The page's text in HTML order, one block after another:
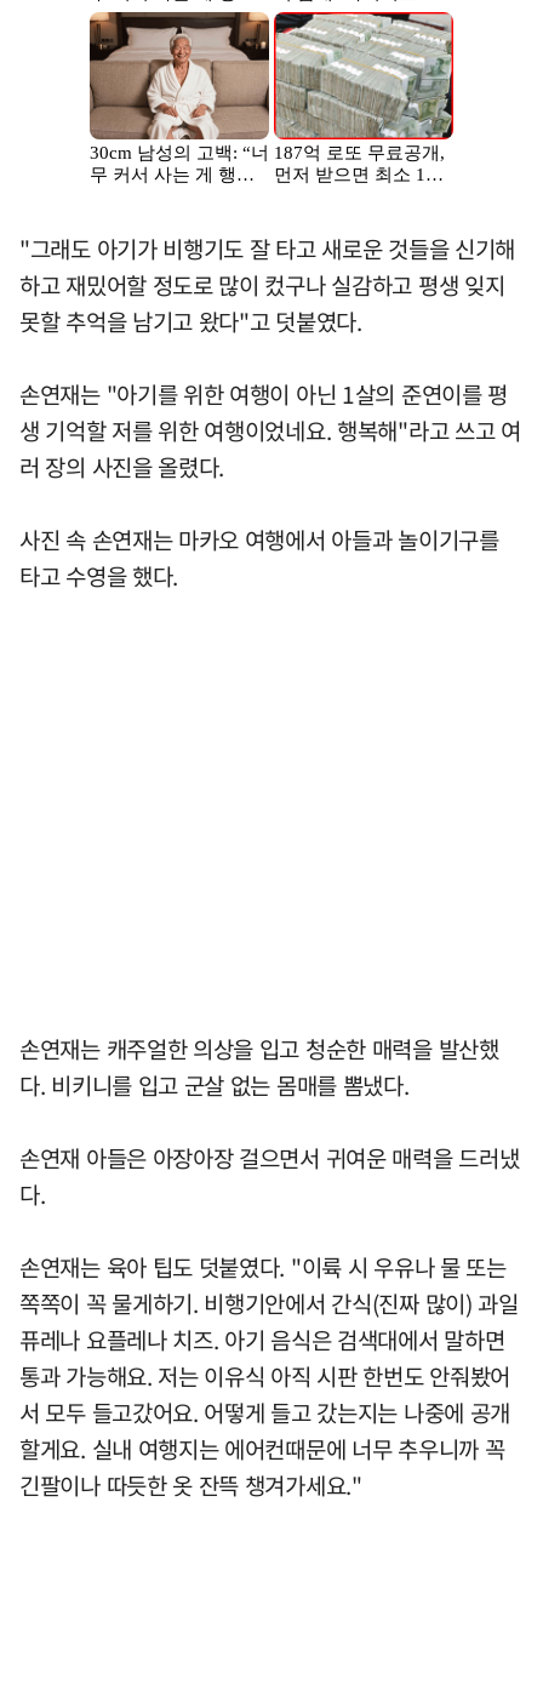
"그래도 아기가 비행기도 잘 타고 새로운 것들을 신기해
하고 재밌어할 정도로 많이 컸구나 실감하고 평생 잊지
못할 추억을 남기고 왔다"고 덧붙였다.
손연재는 "아기를 위한 여행이 아닌 1살의 준연이를 평
생 기억할 저를 위한 여행이었네요. 행복해"라고 쓰고 여
러 장의 사진을 올렸다.
사진 속 손연재는 마카오 여행에서 아들과 놀이기구를
타고 수영을 했다.
손연재는 캐주얼한 의상을 입고 청순한 매력을 발산했
다. 비키니를 입고 군살 없는 몸매를 뽐냈다.
손연재 아들은 아장아장 걸으면서 귀여운 매력을 드러냈
다.
손연재는 육아 팁도 덧붙였다. "이륙 시 우유나 물 또는
쪽쪽이 꼭 물게하기. 비행기안에서 간식(진짜 많이) 과일
퓨레나 요플레나 치즈. 아기 음식은 검색대에서 말하면
통과 가능해요. 저는 이유식 아직 시판 한번도 안줘봤어
서 모두 들고갔어요. 어떻게 들고 갔는지는 나중에 공개
할게요. 실내 여행지는 에어컨때문에 너무 추우니까 꼭
긴팔이나 따듯한 옷 잔뜩 챙겨가세요."